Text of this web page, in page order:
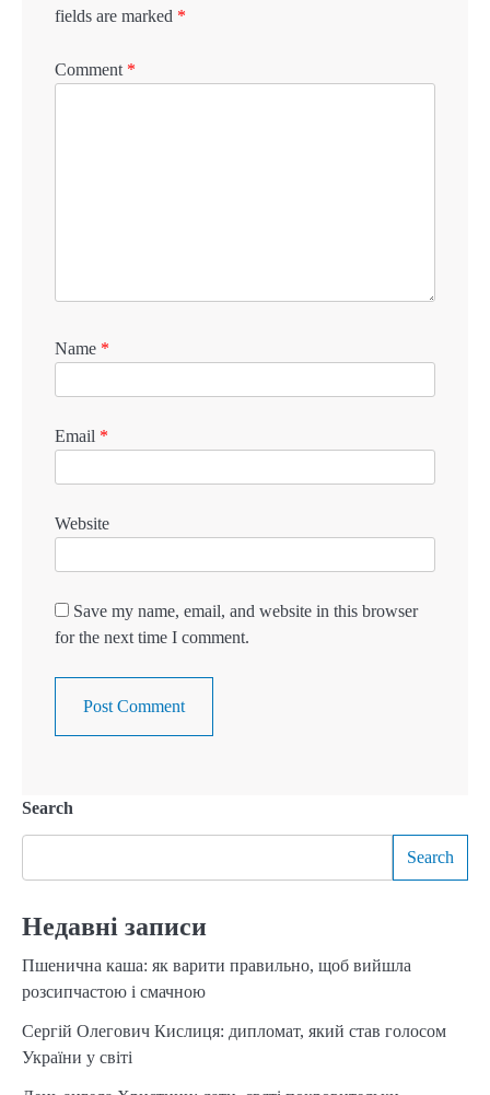
fields are marked *
Comment *
Name *
Email *
Website
Save my name, email, and website in this browser
for the next time I comment.
Search
Search
Недавні записи
Пшенична каша: як варити правильно, щоб вийшла
розсипчастою і смачною
Сергій Олегович Кислиця: дипломат, який став голосом
України у світі